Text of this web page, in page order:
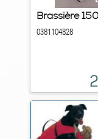
Brassière
0381104828